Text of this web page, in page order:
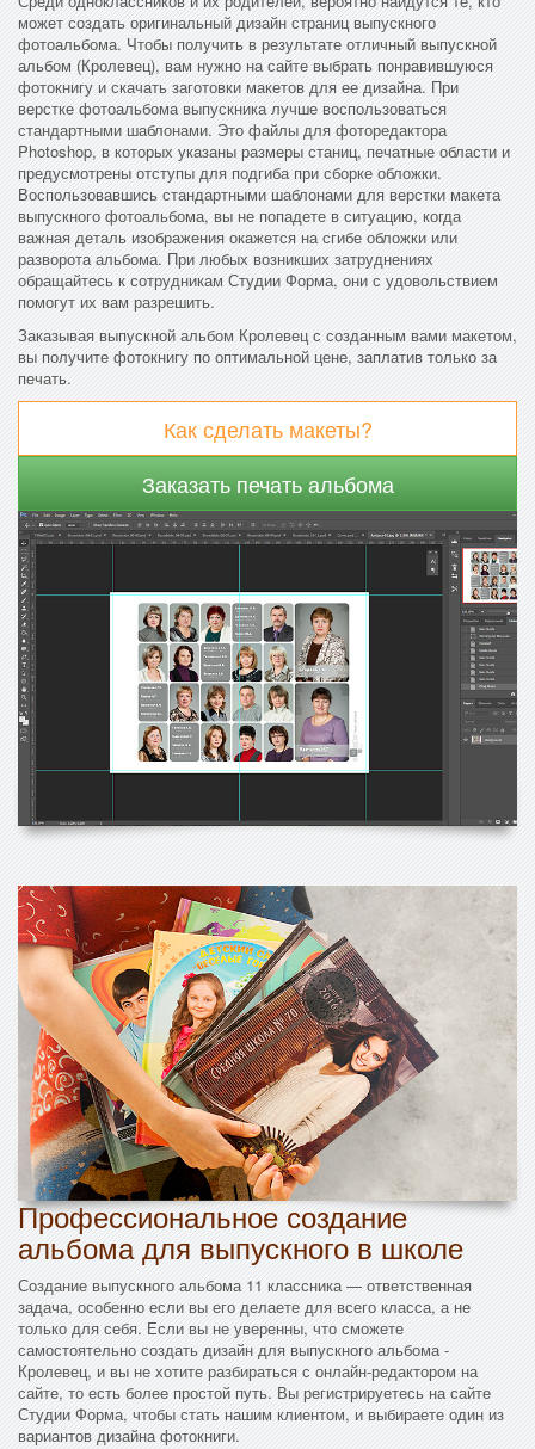
может создать оригинальный дизайн страниц выпускного
фотоальбома. Чтобы получить в результате отличный выпускной
альбом (Кролевец), вам нужно на сайте выбрать понравившуюся
фотокнигу и скачать заготовки макетов для ее дизайна. При
верстке фотоальбома выпускника лучше воспользоваться
стандартными шаблонами. Это файлы для фоторедактора
Photoshop, в которых указаны размеры станиц, печатные области и
предусмотрены отступы для подгиба при сборке обложки.
Воспользовавшись стандартными шаблонами для верстки макета
выпускного фотоальбома, вы не попадете в ситуацию, когда
важная деталь изображения окажется на сгибе обложки или
разворота альбома. При любых возникших затруднениях
обращайтесь к сотрудникам Студии Форма, они с удовольствием
помогут их вам разрешить.
Заказывая выпускной альбом Кролевец с созданным вами макетом,
вы получите фотокнигу по оптимальной цене, заплатив только за
печать.
Как сделать макеты?
Заказать печать альбома
Профессиональное создание
альбома для выпускного в школе
Создание выпускного альбома 11 классника — ответственная
задача, особенно если вы его делаете для всего класса, а не
только для себя. Если вы не уверенны, что сможете
самостоятельно создать дизайн для выпускного альбома -
Кролевец, и вы не хотите разбираться с онлайн-редактором на
сайте, то есть более простой путь. Вы регистрируетесь на сайте
Студии Форма, чтобы стать нашим клиентом, и выбираете один из
вариантов дизайна фотокниги.